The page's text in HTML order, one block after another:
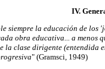
IV.
siempre la educación de los
obra educativa... a menos
la clase dirigente (entendida
" (Gramsci, 1949)